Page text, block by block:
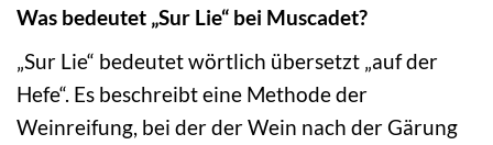
Was bedeutet „Sur Lie“ bei Muscadet?
„Sur Lie“ bedeutet wörtlich übersetzt „auf der
Hefe“. Es beschreibt eine Methode der
Weinreifung, bei der der Wein nach der Gärung